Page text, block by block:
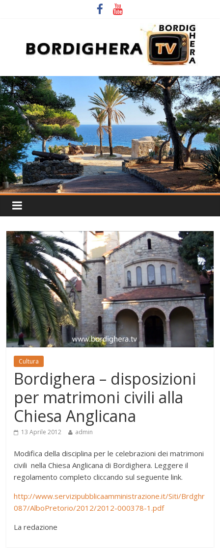
Cultura
Bordighera – disposizioni
per matrimoni civili alla
Chiesa Anglicana
13 Aprile 2012 admin
Modifica della disciplina per le celebrazioni dei matrimoni
civili nella Chiesa Anglicana di Bordighera. Leggere il
regolamento completo cliccando sul seguente link.
http://www.servizipubblicaamministrazione.it/Siti/Brdghr
087/AlboPretorio/2012/2012-000378-1.pdf
La redazione